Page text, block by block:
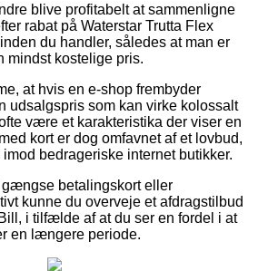
blive profitabelt at sammenligne
rabat på Waterstar Trutta Flex
du handler, således at man er
mindst kostelige pris.
at hvis en e-shop frembyder
udsalgspris som kan virke kolossalt
være et karakteristika der viser en
kort er dog omfavnet af et lovbud,
bedrageriske internet butikker.
betalingskort eller
kunne du overveje et afdragstilbud
i tilfælde af at du ser en fordel i at
en længere periode.